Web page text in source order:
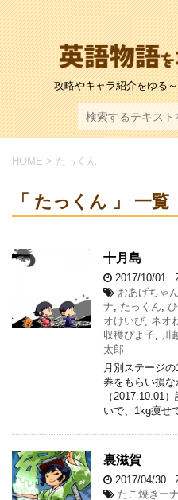
攻略やキャラ紹介をゆる
HOME > たっくん
「 たっくん 」 一覧
十月島
2017/10/01
おあげちゃん
ナ, たっくん,
オけいび, ネオ
収穫ぴよ子, 川
太郎
月別ステージ
券をもらい損な
（2017.10.01
いで、1kg痩せ
裏滋賀
2017/04/30
たこ焼きーナ